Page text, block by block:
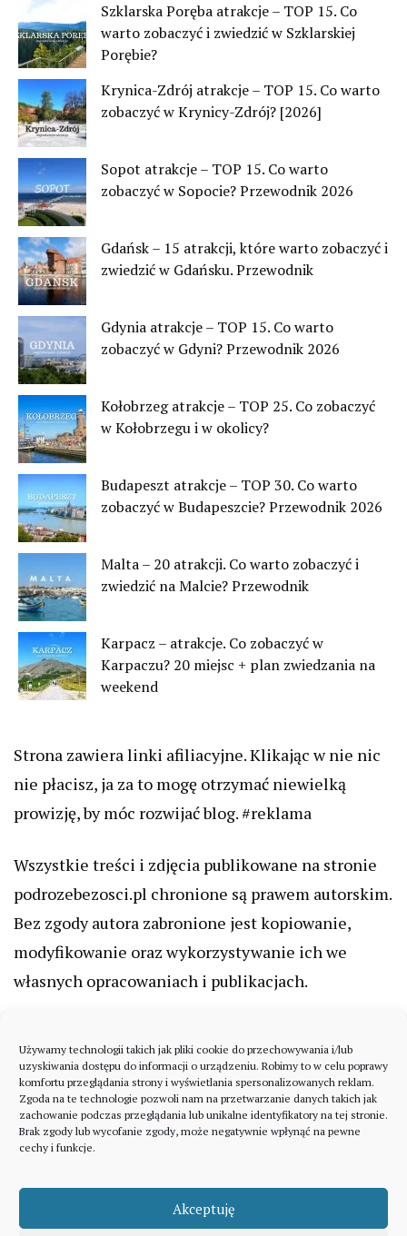
Używamy technologii takich jak pliki cookie do przechowywania i/lub
uzyskiwania dostępu do informacji o urządzeniu. Robimy to w celu poprawy
komfortu przeglądania strony i wyświetlania spersonalizowanych reklam.
Zgoda na te technologie pozwoli nam na przetwarzanie danych takich jak
zachowanie podczas przeglądania lub unikalne identyfikatory na tej stronie.
Brak zgody lub wycofanie zgody, może negatywnie wpłynąć na pewne
cechy i funkcje.
Akceptuję
Szklarska Poręba atrakcje – TOP 15. Co
warto zobaczyć i zwiedzić w Szklarskiej
Porębie?
Krynica-Zdrój atrakcje – TOP 15. Co warto
zobaczyć w Krynicy-Zdrój? [2026]
Sopot atrakcje – TOP 15. Co warto
zobaczyć w Sopocie? Przewodnik 2026
Gdańsk – 15 atrakcji, które warto zobaczyć i
zwiedzić w Gdańsku. Przewodnik
Gdynia atrakcje – TOP 15. Co warto
zobaczyć w Gdyni? Przewodnik 2026
Kołobrzeg atrakcje – TOP 25. Co zobaczyć
w Kołobrzegu i w okolicy?
Budapeszt atrakcje – TOP 30. Co warto
zobaczyć w Budapeszcie? Przewodnik 2026
Malta – 20 atrakcji. Co warto zobaczyć i
zwiedzić na Malcie? Przewodnik
Karpacz – atrakcje. Co zobaczyć w
Karpaczu? 20 miejsc + plan zwiedzania na
weekend
Strona zawiera linki afiliacyjne. Klikając w nie nic
nie płacisz, ja za to mogę otrzymać niewielką
prowizję, by móc rozwijać blog. #reklama
Wszystkie treści i zdjęcia publikowane na stronie
podrozebezosci.pl chronione są prawem autorskim.
Bez zgody autora zabronione jest kopiowanie,
modyfikowanie oraz wykorzystywanie ich we
własnych opracowaniach i publikacjach.